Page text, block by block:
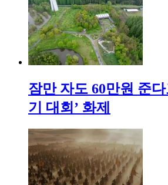
잠만 자도 60만원 준
기 대회’ 화제